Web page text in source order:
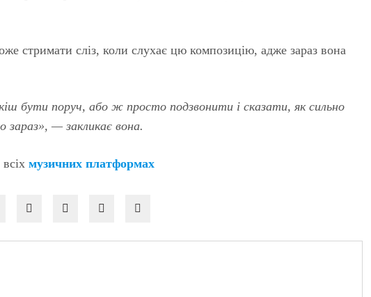
стримати сліз, коли слухає цю композицію, адже зараз вона
бути поруч, або ж просто подзвонити і сказати, як сильно
зараз», — закликає вона.
музичних платформах